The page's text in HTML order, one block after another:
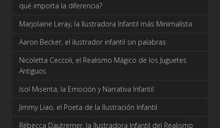
qué importa la diferencia?
Marjolaine Leray, la Ilustradora Infantil más Minimalista
Aaron Becker, el ilustrador infantil sin palabras
Nicoletta Ceccoli, el Realismo Mágico de los Juguetes
Antiguos
Isol Misenta, la Emoción y Narrativa Infantil
Jimmy Liao, el Poeta de la Ilustración Infantil
Rébecca Dautremer, la Ilustradora Infantil del Realismo